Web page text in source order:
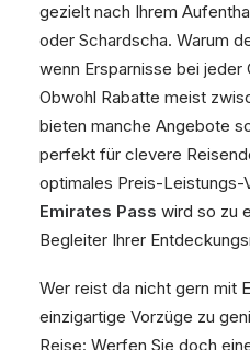
gezielt nach Ihrem
oder Schardscha. Warum
wenn Ersparnisse bei jeder
Obwohl Rabatte meist
bieten manche Angebote
perfekt für clevere
optimales Preis-Leistungs-
Emirates Pass wird so zu
Begleiter Ihrer
Wer reist da nicht gern mit
einzigartige Vorzüge zu
Reise: Werfen Sie doch